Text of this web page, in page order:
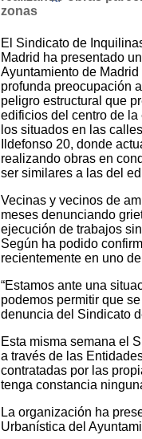
zonas
El Sindicato de
Madrid ha presentado
Ayuntamiento de
profunda preocupación
peligro estructural que
edificios del centro de la
los situados en las
Ildefonso 20, donde
realizando obras en
ser similares a las del
Vecinas y vecinos de
meses denunciando
ejecución de trabajos
Según ha podido
recientemente en uno
“Estamos ante una
podemos permitir que
denuncia del Sindicato
Esta misma semana el
a través de las
contratadas por las
tenga constancia
La organización ha
Urbanística del